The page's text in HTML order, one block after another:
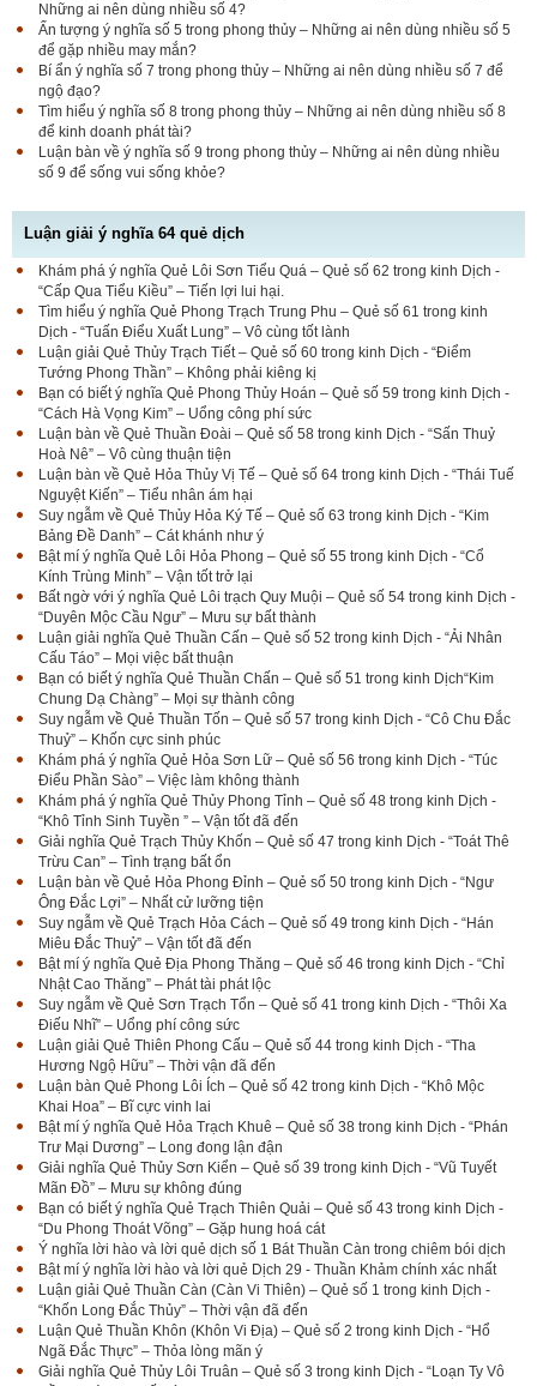
Những ai nên dùng nhiều số 4?
Ấn tượng ý nghĩa số 5 trong phong thủy – Những ai nên dùng nhiều số 5
để gặp nhiều may mắn?
Bí ẩn ý nghĩa số 7 trong phong thủy – Những ai nên dùng nhiều số 7 để
ngộ đạo?
Tìm hiểu ý nghĩa số 8 trong phong thủy – Những ai nên dùng nhiều số 8
để kinh doanh phát tài?
Luận bàn về ý nghĩa số 9 trong phong thủy – Những ai nên dùng nhiều
số 9 để sống vui sống khỏe?
Luận giải ý nghĩa 64 quẻ dịch
Khám phá ý nghĩa Quẻ Lôi Sơn Tiểu Quá – Quẻ số 62 trong kinh Dịch -
“Cấp Qua Tiểu Kiều” – Tiến lợi lui hại.
Tìm hiểu ý nghĩa Quẻ Phong Trạch Trung Phu – Quẻ số 61 trong kinh
Dịch - “Tuấn Điểu Xuất Lung” – Vô cùng tốt lành
Luận giải Quẻ Thủy Trạch Tiết – Quẻ số 60 trong kinh Dịch - “Điểm
Tướng Phong Thần” – Không phải kiêng kị
Bạn có biết ý nghĩa Quẻ Phong Thủy Hoán – Quẻ số 59 trong kinh Dịch -
“Cách Hà Vọng Kim” – Uổng công phí sức
Luận bàn về Quẻ Thuần Đoài – Quẻ số 58 trong kinh Dịch - “Sấn Thuỷ
Hoà Nê” – Vô cùng thuận tiện
Luận bàn về Quẻ Hỏa Thủy Vị Tế – Quẻ số 64 trong kinh Dịch - “Thái Tuế
Nguyệt Kiến” – Tiểu nhân ám hại
Suy ngẫm về Quẻ Thủy Hỏa Ký Tế – Quẻ số 63 trong kinh Dịch - “Kim
Bảng Đề Danh” – Cát khánh như ý
Bật mí ý nghĩa Quẻ Lôi Hỏa Phong – Quẻ số 55 trong kinh Dịch - “Cổ
Kính Trùng Minh” – Vận tốt trở lại
Bất ngờ với ý nghĩa Quẻ Lôi trạch Quy Muội – Quẻ số 54 trong kinh Dịch -
“Duyên Mộc Cầu Ngư” – Mưu sự bất thành
Luận giải nghĩa Quẻ Thuần Cấn – Quẻ số 52 trong kinh Dịch - “Ải Nhân
Cấu Táo” – Mọi việc bất thuận
Bạn có biết ý nghĩa Quẻ Thuần Chấn – Quẻ số 51 trong kinh Dịch“Kim
Chung Dạ Chàng” – Mọi sự thành công
Suy ngẫm về Quẻ Thuần Tốn – Quẻ số 57 trong kinh Dịch - “Cô Chu Đắc
Thuỷ” – Khốn cực sinh phúc
Khám phá ý nghĩa Quẻ Hỏa Sơn Lữ – Quẻ số 56 trong kinh Dịch - “Túc
Điểu Phần Sào” – Việc làm không thành
Khám phá ý nghĩa Quẻ Thủy Phong Tỉnh – Quẻ số 48 trong kinh Dịch -
“Khô Tỉnh Sinh Tuyền ” – Vận tốt đã đến
Giải nghĩa Quẻ Trạch Thủy Khốn – Quẻ số 47 trong kinh Dịch - “Toát Thê
Trừu Can” – Tình trạng bất ổn
Luận bàn về Quẻ Hỏa Phong Đỉnh – Quẻ số 50 trong kinh Dịch - “Ngư
Ông Đắc Lợi” – Nhất cử lưỡng tiện
Suy ngẫm về Quẻ Trạch Hỏa Cách – Quẻ số 49 trong kinh Dịch - “Hán
Miêu Đắc Thuỷ” – Vận tốt đã đến
Bật mí ý nghĩa Quẻ Địa Phong Thăng – Quẻ số 46 trong kinh Dịch - “Chỉ
Nhật Cao Thăng” – Phát tài phát lộc
Suy ngẫm về Quẻ Sơn Trạch Tổn – Quẻ số 41 trong kinh Dịch - “Thôi Xa
Điếu Nhĩ” – Uổng phí công sức
Luận giải Quẻ Thiên Phong Cấu – Quẻ số 44 trong kinh Dịch - “Tha
Hương Ngộ Hữu” – Thời vận đã đến
Luận bàn Quẻ Phong Lôi Ích – Quẻ số 42 trong kinh Dịch - “Khô Mộc
Khai Hoa” – Bĩ cực vinh lai
Bật mí ý nghĩa Quẻ Hỏa Trạch Khuê – Quẻ số 38 trong kinh Dịch - “Phán
Trư Mại Dương” – Long đong lận đận
Giải nghĩa Quẻ Thủy Sơn Kiển – Quẻ số 39 trong kinh Dịch - “Vũ Tuyết
Mãn Đồ” – Mưu sự không đúng
Bạn có biết ý nghĩa Quẻ Trạch Thiên Quải – Quẻ số 43 trong kinh Dịch -
“Du Phong Thoát Võng” – Gặp hung hoá cát
Ý nghĩa lời hào và lời quẻ dịch số 1 Bát Thuần Càn trong chiêm bói dịch
Bật mí ý nghĩa lời hào và lời quẻ Dịch 29 - Thuần Khảm chính xác nhất
Luận giải Quẻ Thuần Càn (Càn Vi Thiên) – Quẻ số 1 trong kinh Dịch -
“Khốn Long Đắc Thủy” – Thời vận đã đến
Luận Quẻ Thuần Khôn (Khôn Vi Địa) – Quẻ số 2 trong kinh Dịch - “Hổ
Ngã Đắc Thực” – Thỏa lòng mãn ý
Giải nghĩa Quẻ Thủy Lôi Truân – Quẻ số 3 trong kinh Dịch - “Loạn Ty Vô